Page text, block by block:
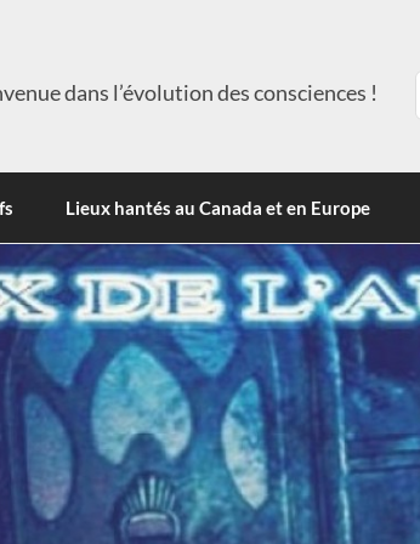
dans l’évolution des consciences !
Lieux hantés au Canada et en Europe